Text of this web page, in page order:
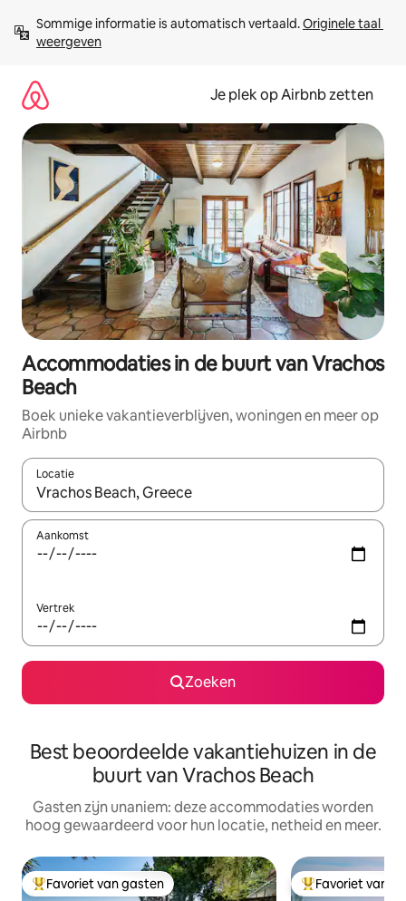
direct
naar
Sommige informatie is automatisch vertaald. Originele taal
weergeven
Je plek op Airbnb zetten
Accommodaties in de buurt van Vrachos
Beach
Boek unieke vakantieverblijven, woningen en meer op
Airbnb
Locatie
Wanneer er resultaten beschikbaar zijn, maak je een keuze
Aankomst
Vertrek
Zoeken
Best beoordeelde vakantiehuizen in de
buurt van Vrachos Beach
Gasten zijn unaniem: deze accommodaties worden
hoog gewaardeerd voor hun locatie, netheid en meer.
Topfavoriet van gasten
Favoriet van gasten Topfavoriet van
Favoriet van